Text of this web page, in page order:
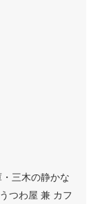
三木の静かな
つわ屋 兼 カフ